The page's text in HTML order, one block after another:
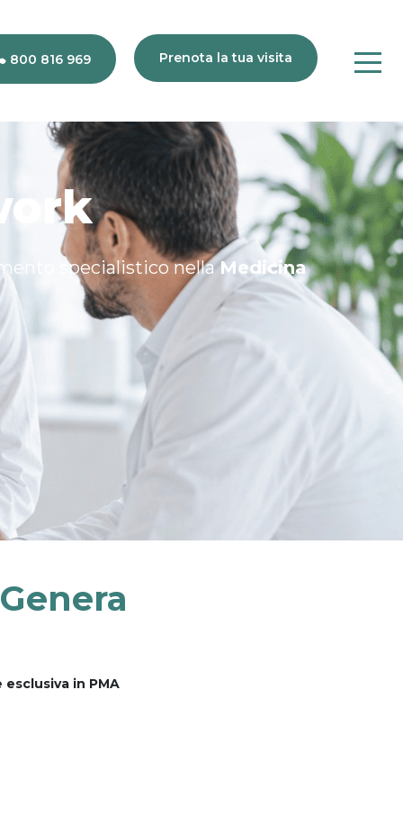
800 816 969 Prenota la tua visita
816
969
specialistico nellaMedicina
esclusiva in PMA